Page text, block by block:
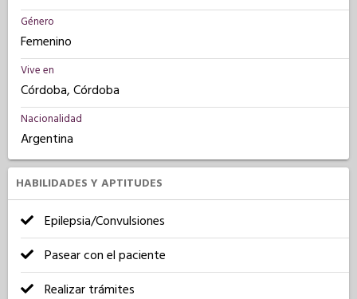
Género
Femenino
Vive en
Córdoba, Córdoba
Nacionalidad
Argentina
HABILIDADES Y APTITUDES
Epilepsia/Convulsiones
Pasear con el paciente
Realizar trámites